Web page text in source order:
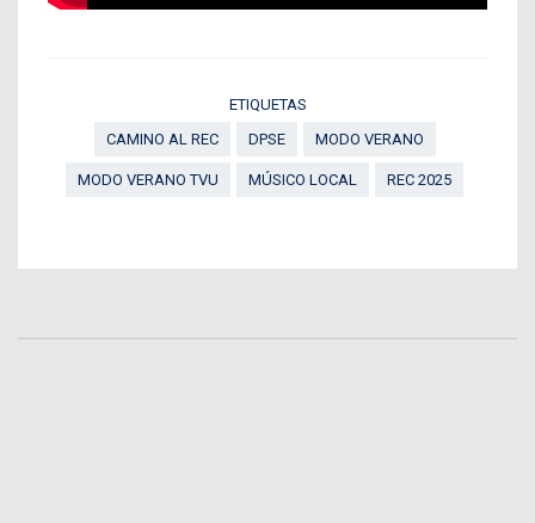
ETIQUETAS
CAMINO AL REC
DPSE MODO VERANO
MODO VERANO TVU MÚSICO LOCAL REC 2025